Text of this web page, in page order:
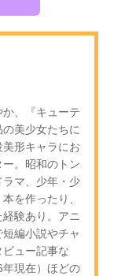
、『キューテ
美少女たちに
形キャラにお
。昭和のトン
マ、少年・少
を作ったり、
験あり。アニ
編小説やチャ
ュー記事な
現在）ほどの